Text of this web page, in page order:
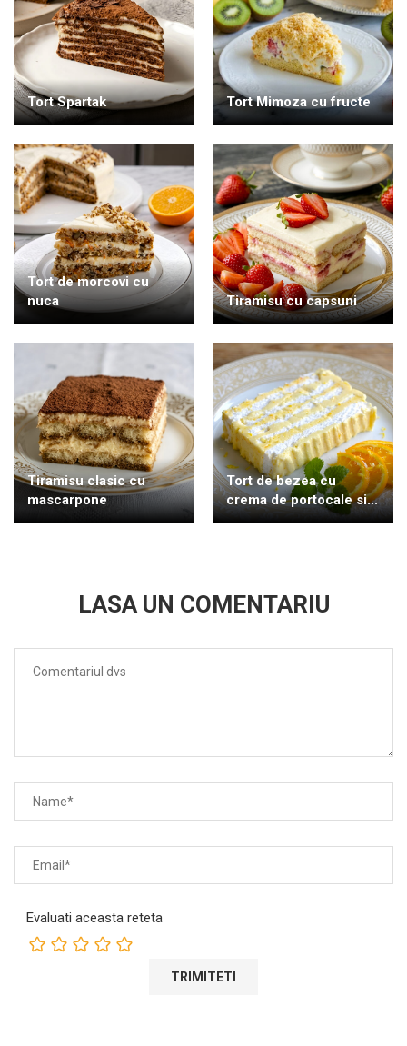
Tort Spartak Tort Mimoza cu fructe
Tort de morcovi cu
nuca
Tiramisu cu capsuni
Tiramisu clasic cu
mascarpone
Tort de bezea cu
crema de portocale si...
LASA UN COMENTARIU
Evaluati aceasta reteta